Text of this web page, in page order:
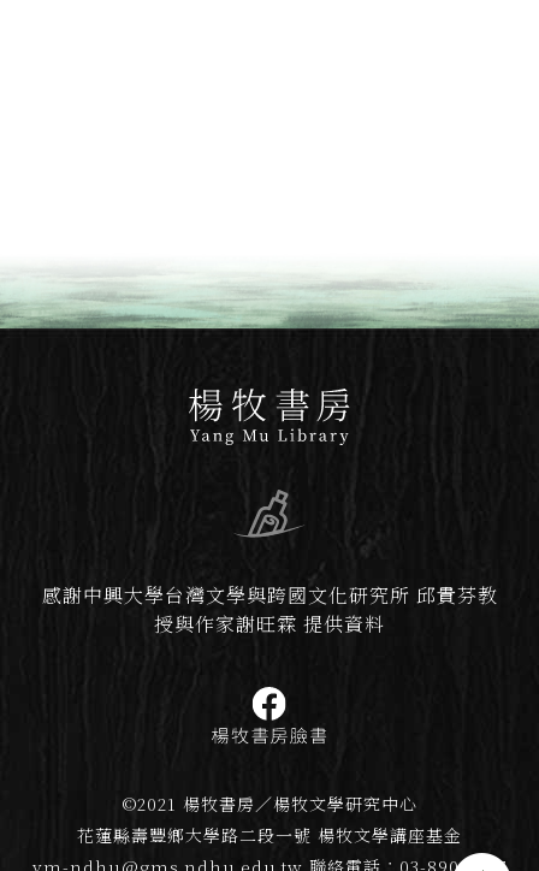
感謝中興大學台灣文學與跨國文化研究所 邱貴芬教
授與作家謝旺霖 提供資料
©2021 楊牧書房／楊牧文學研究中心
花蓮縣壽豐鄉大學路二段一號 楊牧文學講座基金
ym-ndhu@gms.ndhu.edu.tw 聯絡電話：03-890-5277